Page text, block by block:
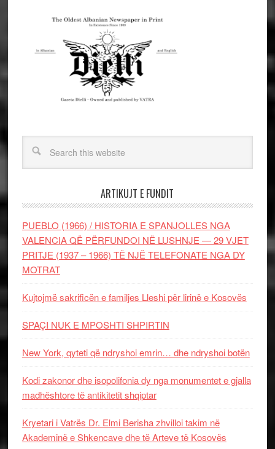
ARTIKUJT E FUNDIT
PUEBLO (1966) / HISTORIA E SPANJOLLES NGA
VALENCIA QË PËRFUNDOI NË LUSHNJE — 29 VJET
PRITJE (1937 – 1966) TË NJË TELEFONATE NGA DY
MOTRAT
Kujtojmë sakrificën e familjes Lleshi për lirinë e Kosovës
SPAÇI NUK E MPOSHTI SHPIRTIN
New York, qyteti që ndryshoi emrin… dhe ndryshoi botën
Kodi zakonor dhe isopolifonia dy nga monumentet e gjalla
madhështore të antikitetit shqiptar
Kryetari i Vatrës Dr. Elmi Berisha zhvilloi takim në
Akademinë e Shkencave dhe të Arteve të Kosovës